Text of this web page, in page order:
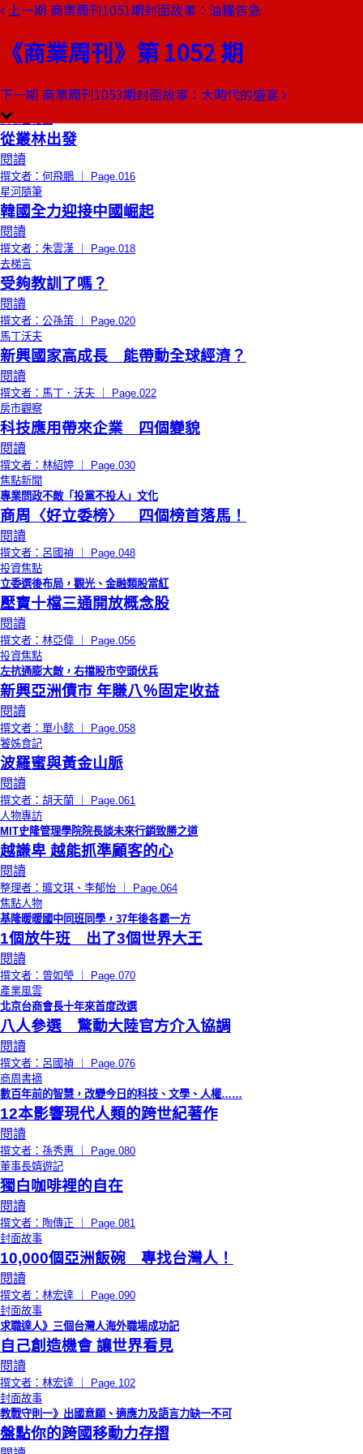
上一期 商業周刊1051期封面故事：油糧告急
《商業周刊》第 1052 期
下一期 商業周刊1053期封面故事：大時代的盛宴
本期目錄
限時免費總編輯的話
一瓶紅酒．一段往事
閱讀
撰文者：王文靜 ｜ Page.014
商場自慢塾
從叢林出發
閱讀
撰文者：何飛鵬 ｜ Page.016
星河隨筆
韓國全力迎接中國崛起
閱讀
撰文者：朱雲漢 ｜ Page.018
去梯言
受夠教訓了嗎？
閱讀
撰文者：公孫策 ｜ Page.020
馬丁沃夫
新興國家高成長 能帶動全球經濟？
閱讀
撰文者：馬丁．沃夫 ｜ Page.022
房市觀察
科技應用帶來企業 四個變貌
閱讀
撰文者：林紹婷 ｜ Page.030
焦點新聞
專業問政不敵「投黨不投人」文化
商周〈好立委榜〉 四個榜首落馬！
閱讀
撰文者：呂國禎 ｜ Page.048
投資焦點
立委選後布局，觀光、金融類股當紅
壓寶十檔三通開放概念股
閱讀
撰文者：林亞偉 ｜ Page.056
投資焦點
左抗通膨大敵，右擋股市空頭伏兵
新興亞洲債市 年賺八％固定收益
閱讀
撰文者：單小懿 ｜ Page.058
饕姊食記
波羅蜜與黃金山脈
閱讀
撰文者：胡天蘭 ｜ Page.061
人物專訪
MIT史隆管理學院院長談未來行銷致勝之道
越謙卑 越能抓準顧客的心
閱讀
整理者：曠文琪、李郁怡 ｜ Page.064
焦點人物
基隆暖暖國中同班同學，37年後各霸一方
1個放牛班 出了3個世界大王
閱讀
撰文者：曾如瑩 ｜ Page.070
產業風雲
北京台商會長十年來首度改選
八人參選 驚動大陸官方介入協調
閱讀
撰文者：呂國禎 ｜ Page.076
商周書摘
數百年前的智慧，改變今日的科技、文學、人權……
12本影響現代人類的跨世紀著作
閱讀
撰文者：孫秀惠 ｜ Page.080
董事長嬉遊記
獨白咖啡裡的自在
閱讀
撰文者：陶傳正 ｜ Page.081
封面故事
10,000個亞洲飯碗 專找台灣人！
閱讀
撰文者：林宏達 ｜ Page.090
封面故事
求職達人》三個台灣人海外職場成功記
自己創造機會 讓世界看見
閱讀
撰文者：林宏達 ｜ Page.102
封面故事
教戰守則一》出國意願、適應力及語言力缺一不可
盤點你的跨國移動力存摺